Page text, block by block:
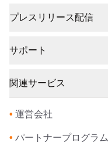
プレスリリース配信
サポート
関連サービス
• 運営会社
• パートナープログラム